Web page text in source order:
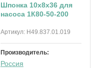
Шпонка 10х8х36 для
насоса 1К80-50-200
Артикул:Н49.837.01.019
Производитель:
Россия